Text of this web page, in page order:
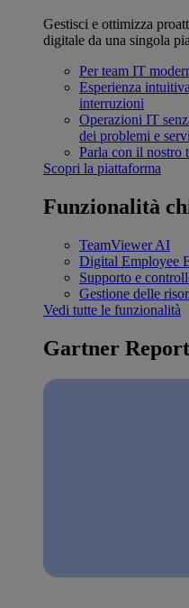
Gestisci e ottimizza
digitale da una singola
Per team IT
Esperienza intuitiva
interruzioni
Operazioni IT
dei problemi e
Parla con il nostro
Scopri la piattaforma
Funzionalità
TeamViewer AI
Digital Employee
Supporto e
Gestione delle
Vedi tutte le funzionalità
Gartner